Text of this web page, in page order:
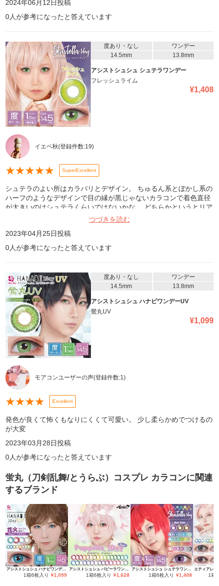
2024年06月12日投稿
0人が参考になったと答えています
度あり・なし
ワンデー
14.5mm
13.8mm
アシストシュシュ シュテラワンデー
フレッシュライム
¥1,408
イエベ秋(登録件数:19)
★★★★★ SuperExcellent
シュテラのよい所はカラバリとデザイン。 ちゅるん系とぼかし系の
ハーフのようなデザインで目の縁が黒じゃないカラコンで着色直径
が大きいのはシュテラくらいではないかな。 どちらかというとリア
ルなデザインなのでやるキャラクターによっては雰囲気と合わなく
つづきを読む
2023年04月25日投稿
0人が参考になったと答えています
度あり・なし
ワンデー
14.5mm
13.8mm
アシストシュシュ ハナビワンデーUV
鶯丸UV
¥1,099
モアコンユーザーの声(登録件数:1)
★★★★ Excellent
発色が良くて怖くもなりにくくて可愛い。 少し柔らかめでつけるの
が大変
2023年03月28日投稿
0人が参考になったと答えています
蛍丸（刀剣乱舞/とうらぶ）コスプレ カラコンに関連
するブランド
アシストシュシュ ハナビワンデーUV
1箱6枚入り ¥1,099
アシストシュシュ パピーラワンデー
1箱6枚入り ¥1,628
アシストシュシュ シュテラワンデー
1箱6枚入り ¥1,408
エティアレオ
1箱